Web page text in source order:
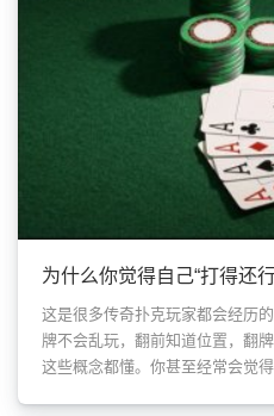
为什么你觉得自己“打得还
这是很多传奇扑克玩家都会经历
牌不会乱玩，翻前知道位置，翻
这些概念都懂。你甚至经常会觉